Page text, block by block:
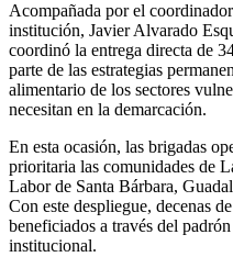
​Acompañada por el
institución, Javier Alvarado
coordinó la entrega directa de
parte de las estrategias
alimentario de los sectores
necesitan en la demarcación.
​En esta ocasión, las brigadas
prioritaria las comunidades de
Labor de Santa Bárbara,
Con este despliegue, decenas
beneficiados a través del
institucional.